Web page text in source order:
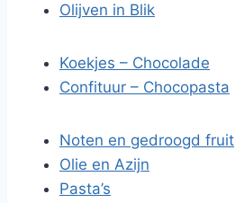
Olijven in Blik
Koekjes – Chocolade
Confituur – Chocopasta
Noten en gedroogd fruit
Olie en Azijn
Pasta’s